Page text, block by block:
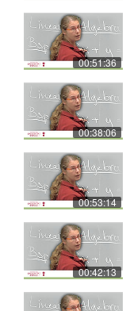
00:51:36
00:38:06
00:53:14
00:42:13